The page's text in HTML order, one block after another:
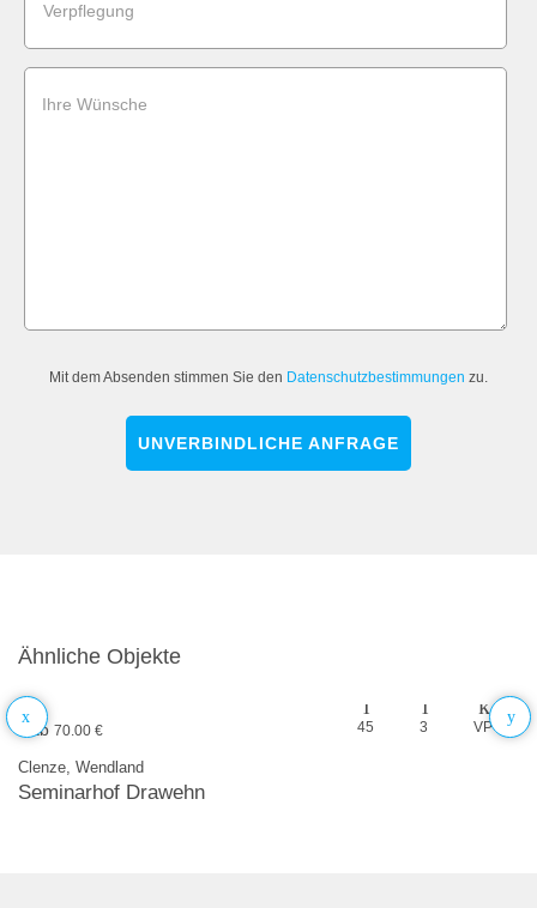
Verpflegung
Ihre Wünsche
Mit dem Absenden stimmen Sie den Datenschutzbestimmungen zu.
UNVERBINDLICHE ANFRAGE
Ähnliche Objekte
ab 70.00 € 45 3 VP
Clenze, Wendland
Seminarhof Drawehn